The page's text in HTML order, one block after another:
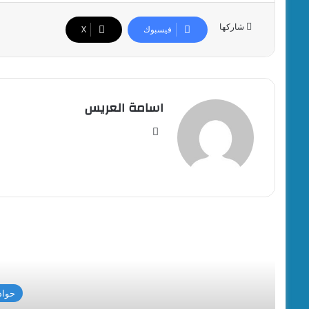
شاركها فيسبوك ‫X
اسامة العريس